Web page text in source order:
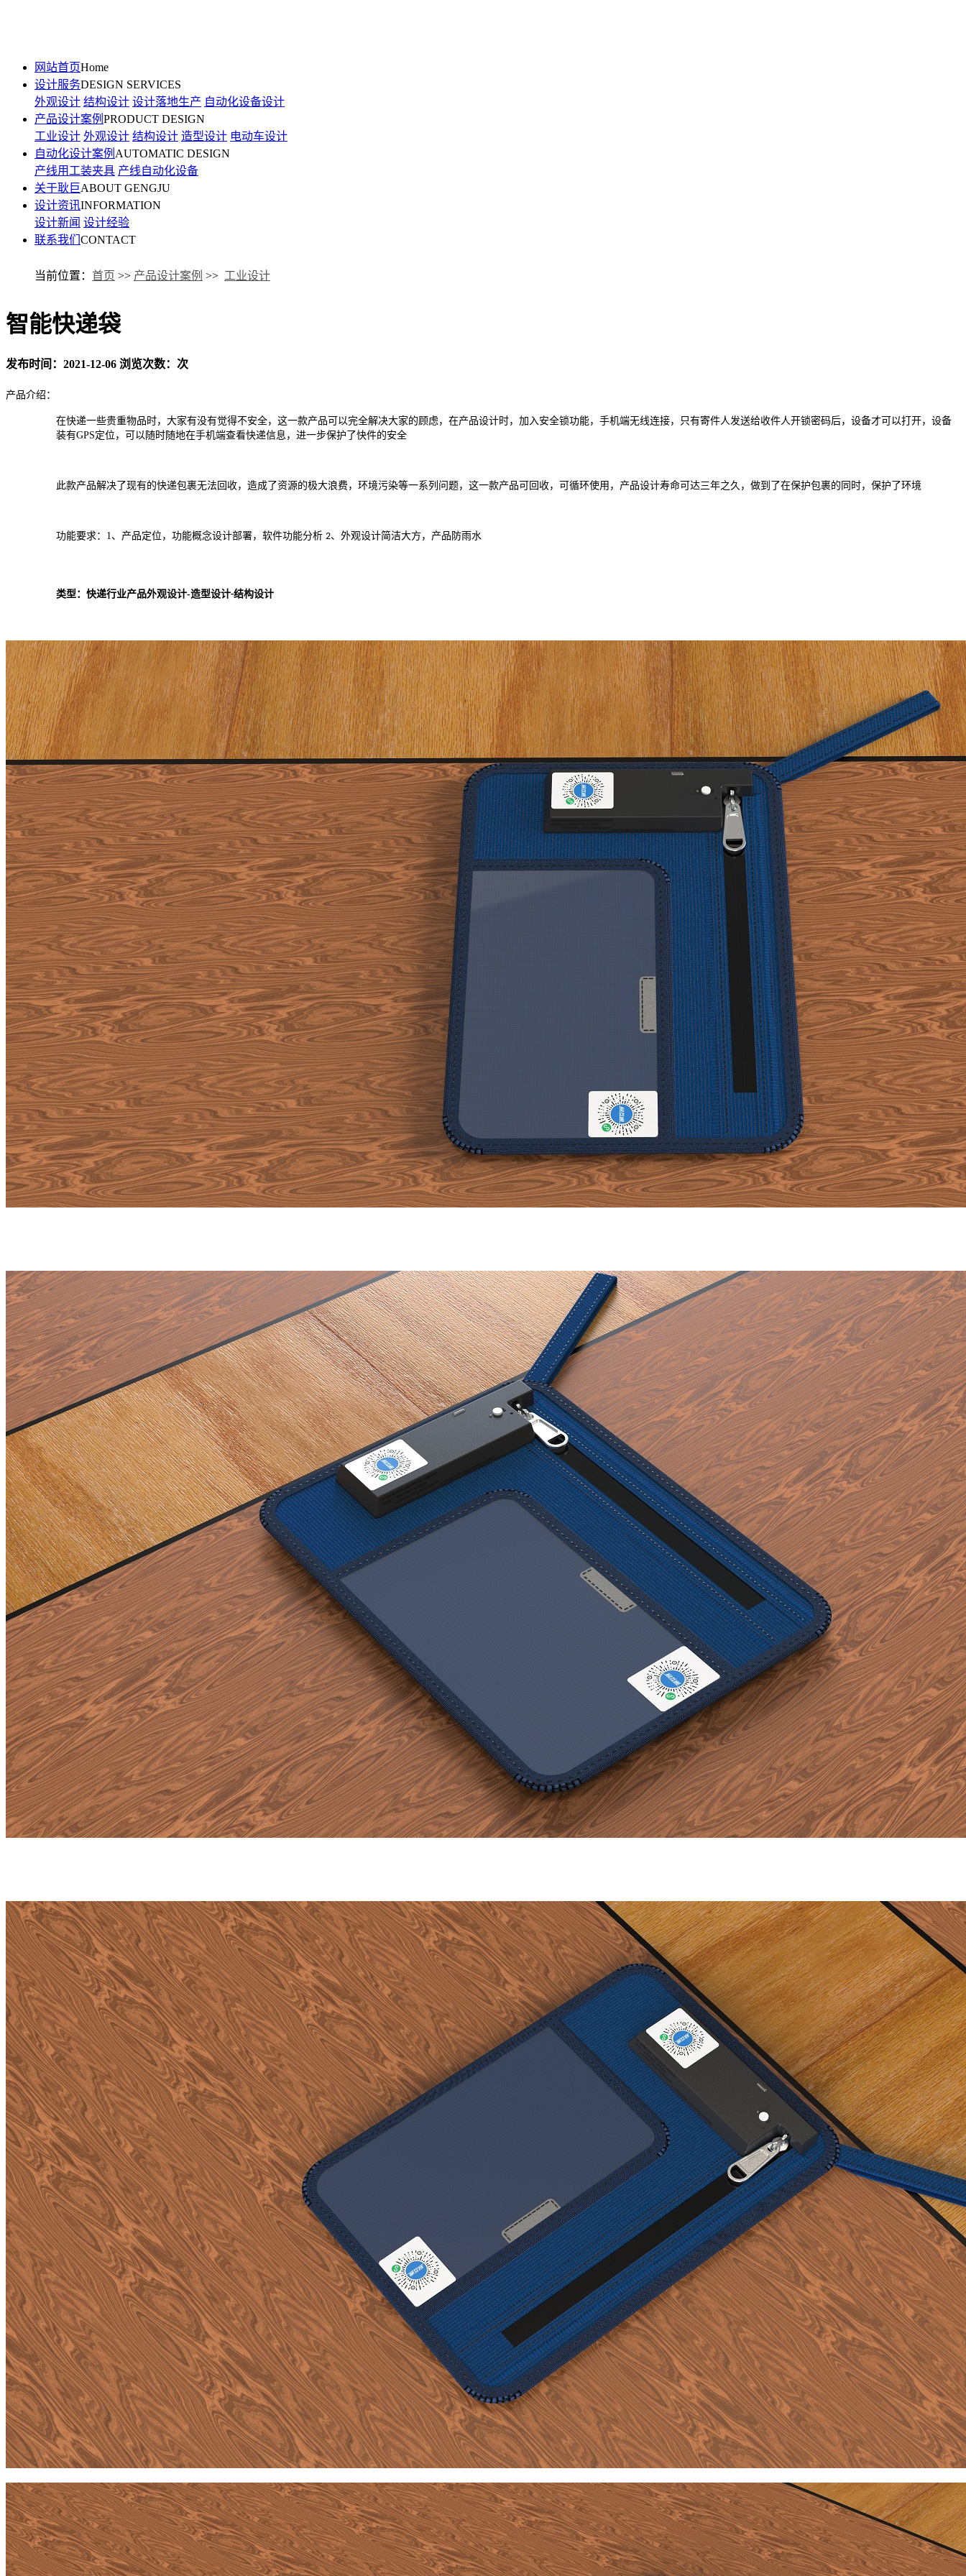
网站首页Home
设计服务DESIGN SERVICES
外观设计 结构设计 设计落地生产 自动化设备设计
产品设计案例 PRODUCT DESIGN
工业设计 外观设计 结构设计 造型设计 电动车设计
自动化设计案例 AUTOMATIC DESIGN
产线用工装夹具 产线自动化设备
关于耿巨ABOUT GENGJU
设计资讯INFORMATION
设计新闻 设计经验
联系我们 CONTACT
当前位置： 首页 >> 产品设计案例 >> 工业设计
智能快递袋
发布时间：2021-12-06 浏览次数： 次
产品介绍：
在快递一些贵重物品时，大家有没有觉得不安全，这一款产品可以完全解决大家的顾虑，在产品设计时，加入安全锁功能，手机端无线连接，只有寄件人发送给收件人开锁密码后，设备才可以打开，设备
装有GPS定位，可以随时随地在手机端查看快递信息，进一步保护了快件的安全
此款产品解决了现有的快递包裹无法回收，造成了资源的极大浪费，环境污染等一系列问题，这一款产品可回收，可循环使用，产品设计寿命可达三年之久，做到了在保护包裹的同时，保护了环境
功能要求： 1、产品定位，功能概念设计部署，软件功能分析 2、外观设计简洁大方，产品防雨水
类型：快递行业产品外观设计-造型设计-结构设计